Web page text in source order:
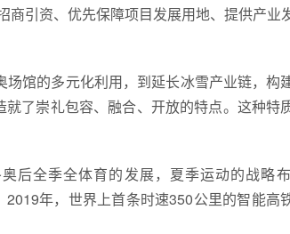
引资、优先保障项目发展用地、提供产业
馆的多元化利用，到延长冰雪产业链，构
了崇礼包容、融合、开放的特点。这种特
后全季全体育的发展，夏季运动的战略
2019年，世界上首条时速350公里的智能